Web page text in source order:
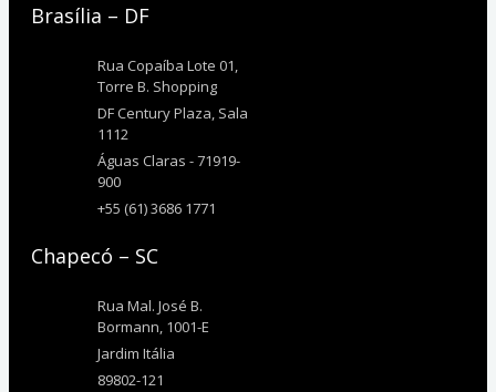
Brasília – DF
Rua Copaíba Lote 01,
Torre B. Shopping
DF Century Plaza, Sala
1112
Águas Claras - 71919-
900
+55 (61) 3686 1771
Chapecó – SC
Rua Mal. José B.
Bormann, 1001-E
Jardim Itália
89802-121